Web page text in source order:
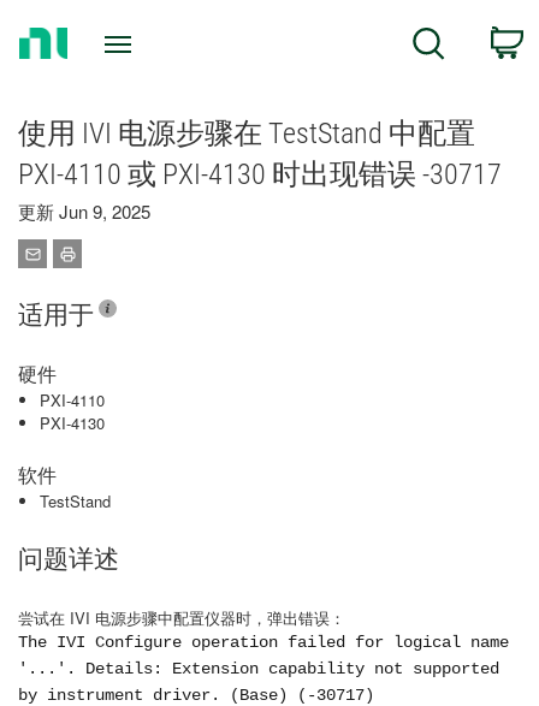
Search
使用 IVI 电源步骤在 TestStand 中配置
PXI-4110 或 PXI-4130 时出现错误 -30717
更新 Jun 9, 2025
适用于
硬件
PXI-4110
PXI-4130
软件
TestStand
问题详述
尝试在 IVI 电源步骤中配置仪器时，弹出错误：
The IVI Configure operation failed for logical name
'...'. Details: Extension capability not supported
by instrument driver. (Base) (-30717)